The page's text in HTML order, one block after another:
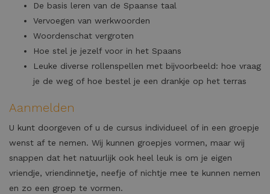
De basis leren van de Spaanse taal
Vervoegen van werkwoorden
Woordenschat vergroten
Hoe stel je jezelf voor in het Spaans
Leuke diverse rollenspellen met bijvoorbeeld: hoe vraag
je de weg of hoe bestel je een drankje op het terras
Aanmelden
U kunt doorgeven of u de cursus individueel of in een groepje
wenst af te nemen. Wij kunnen groepjes vormen, maar wij
snappen dat het natuurlijk ook heel leuk is om je eigen
vriendje, vriendinnetje, neefje of nichtje mee te kunnen nemen
en zo een groep te vormen.